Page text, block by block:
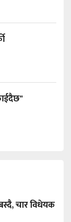
चार विधेयक